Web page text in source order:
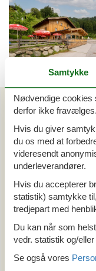
Emne nr.: 301-
AT6290.837.1
Artikeltyper
Sommerhus
Din Cofman ferie
Område
Alle
Østrig
Tyrol
Ramsberg
Tema
Samtykke
Nødvendige cookies
derfor ikke fravælges.
Hvis du giver
du os med at
videresendt
underleverandører.
Hvis du accepterer
statistik) samtykke
tredjepart med
Du kan når som
vedr. statistik og/
Se også vores